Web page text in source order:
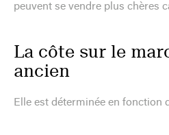
peuvent se vendre plus chères
La côte sur le
ancien
Elle est déterminée en fonction